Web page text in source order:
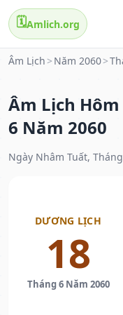
🗓️Amlich.org
Âm Lịch > Năm 2060>
Âm Lịch
6 Năm 2060
Ngày Nhâm Tuất,
DƯƠNG LỊCH
18
Tháng 6 Năm 2060